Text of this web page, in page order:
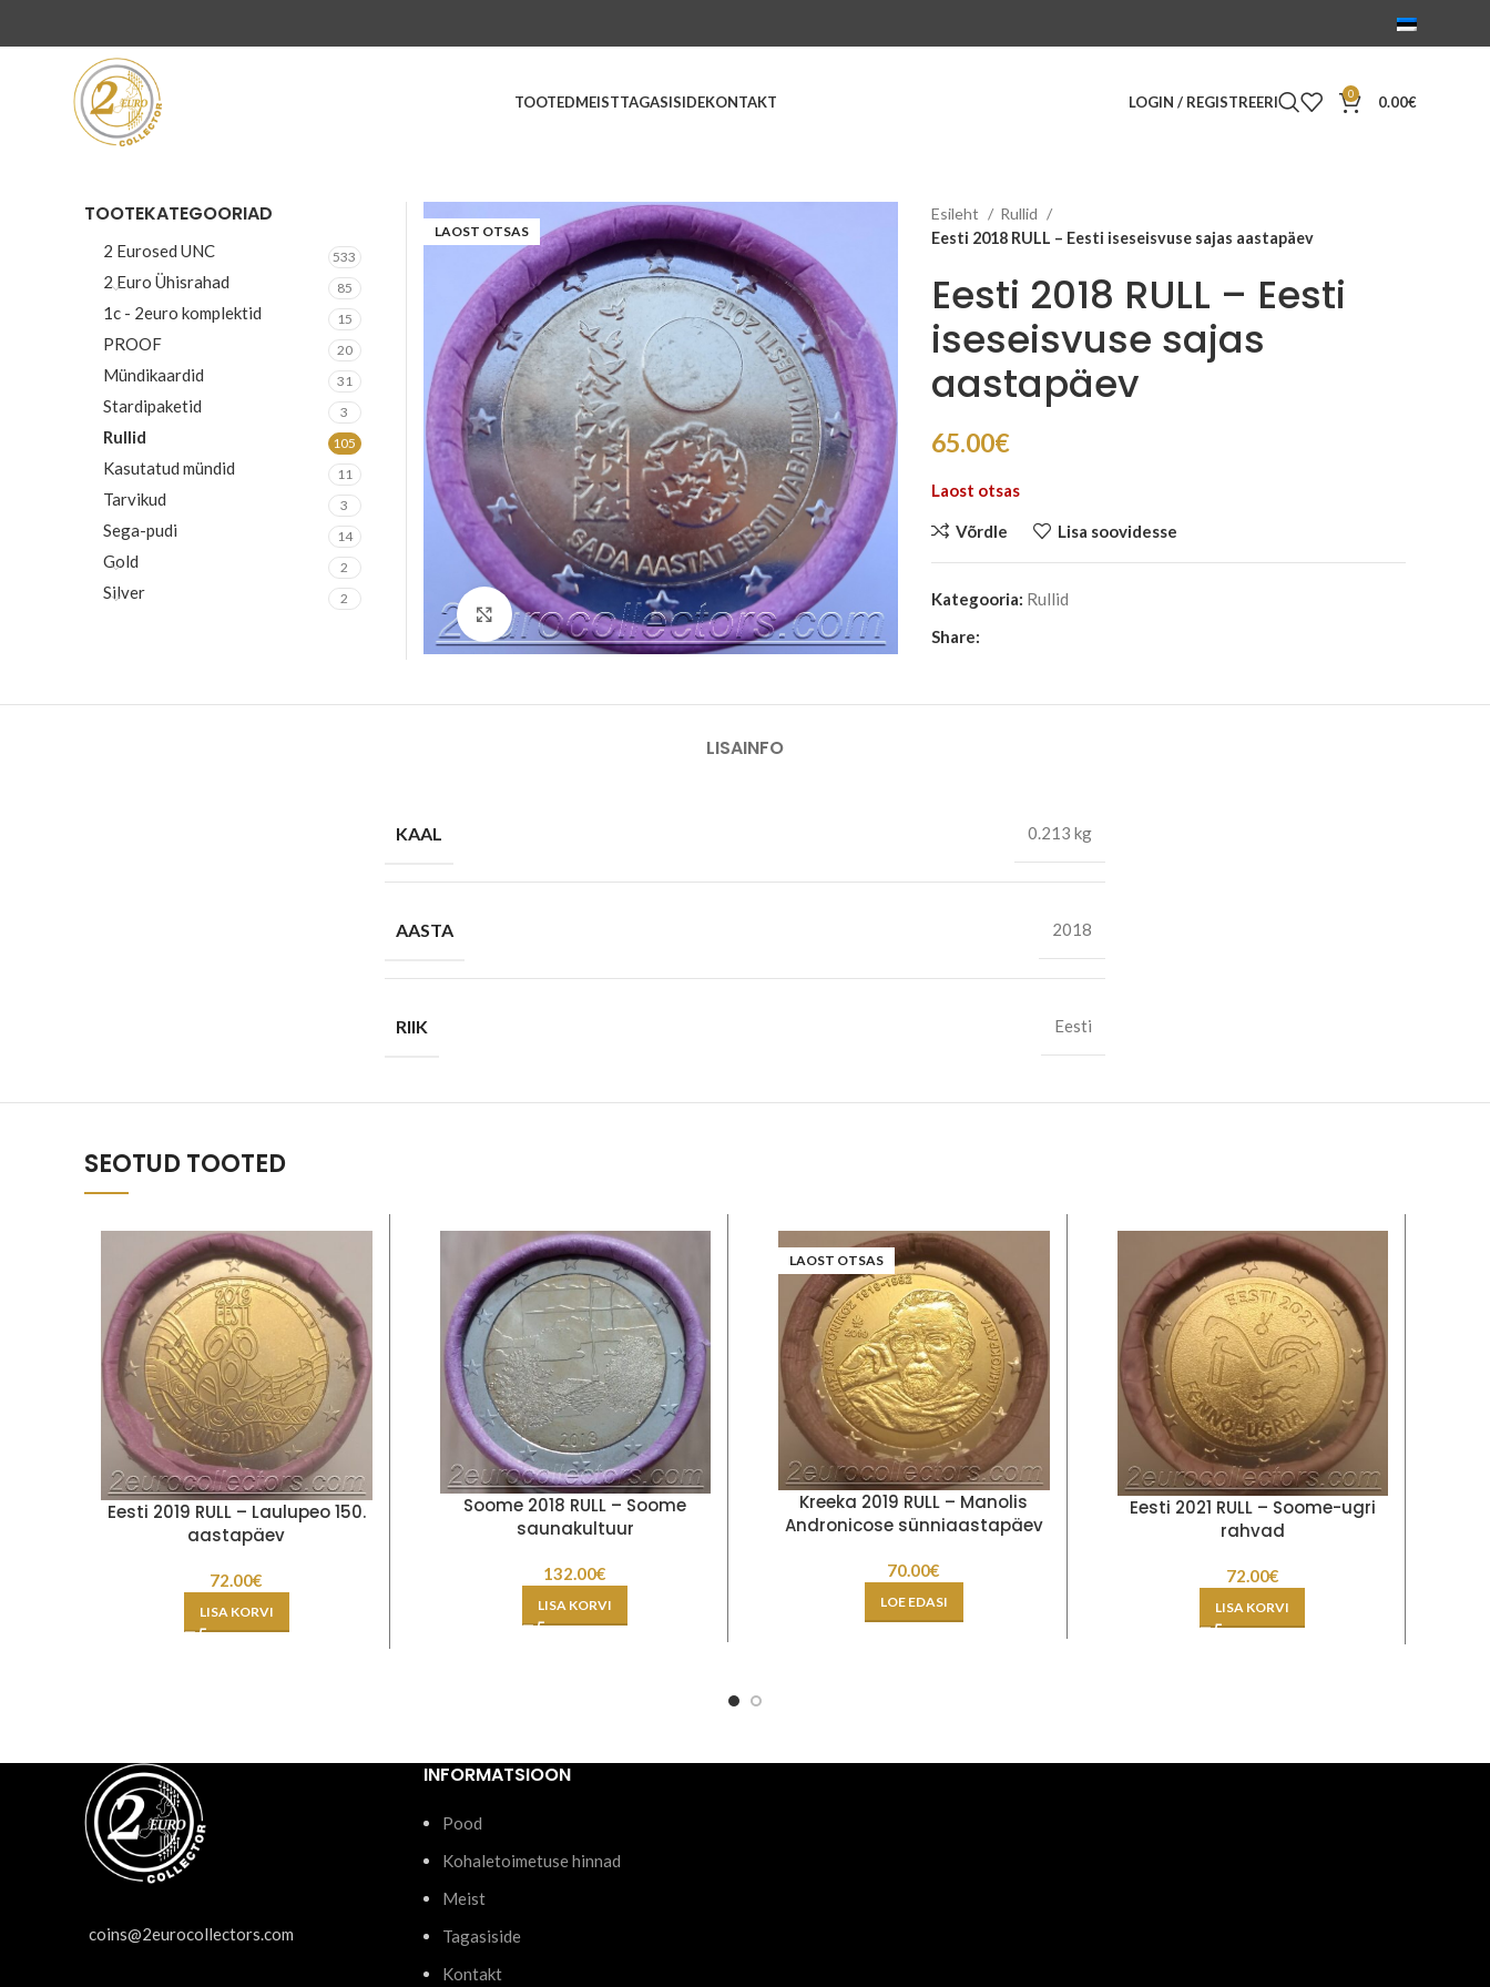
TOOTEDMEISTTAGASISIDEKONTAKT LOGIN / REGISTREERI 0 0.00€
LAOST OTSAS
Suurenda
Esileht
Rullid
Eesti 2018 RULL – Eesti iseseisvuse sajas aastapäev
Eesti 2018 RULL – Eesti
iseseisvuse sajas
aastapäev
65.00€
Laost otsas
Võrdle Lisa soovidesse
Kategooria: Rullid
Share:
TOOTEKATEGOORIAD
2 Eurosed UNC 533
2 Euro Ühisrahad 85
1c - 2euro komplektid 15
PROOF 20
Mündikaardid 31
Stardipaketid 3
Rullid 105
Kasutatud mündid 11
Tarvikud 3
Sega-pudi 14
Gold 2
Silver 2
LISAINFO
KAAL 0.213 kg
AASTA 2018
RIIK Eesti
SEOTUD TOOTED
Eesti 2019 RULL – Laulupeo 150.
aastapäev
72.00€
LISA KORVI
Soome 2018 RULL – Soome
saunakultuur
132.00€
LISA KORVI
LAOST OTSAS
Kreeka 2019 RULL – Manolis
Andronicose sünniaastapäev
70.00€
LOE EDASI
Eesti 2021 RULL – Soome-ugri
rahvad
72.00€
LISA KORVI
coins@2eurocollectors.com
INFORMATSIOON
Pood
Kohaletoimetuse hinnad
Meist
Tagasiside
Kontakt